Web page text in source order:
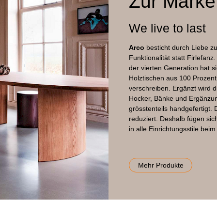
Eiche Furnier
We live to last
Arco besticht durch Liebe
Funktionalität statt
der vierten Generation hat
Holztischen aus 100
verschreiben. Ergänzt wird
Hocker, Bänke und
grösstenteils handgefertigt.
reduziert. Deshalb fügen
in alle Einrichtungsstile
Mehr Produkte